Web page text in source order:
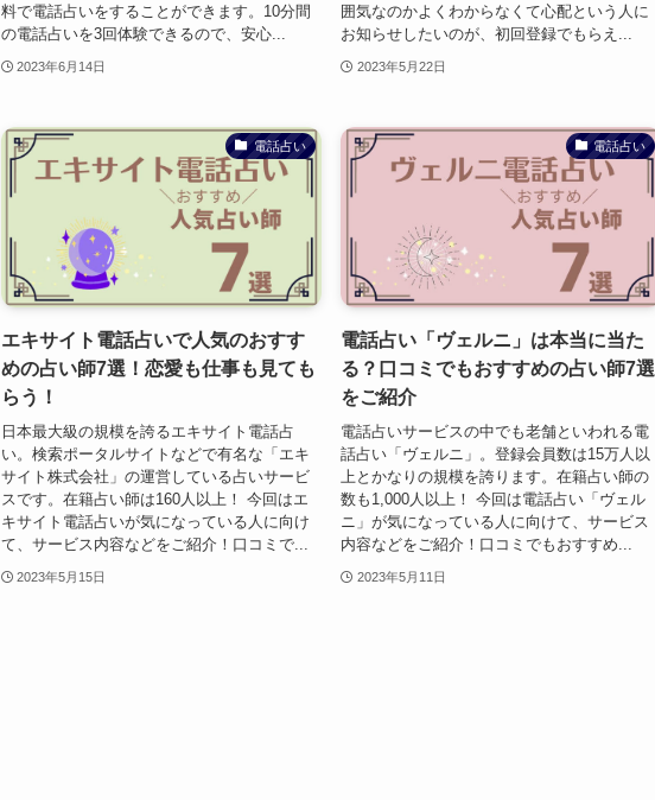
料で電話占いをすることができます。10分間
の電話占いを3回体験できるので、安心...
2023年6月14日
囲気なのかよくわからなくて心配という人に
お知らせしたいのが、初回登録でもらえ...
2023年5月22日
電話占い
エキサイト電話占いで人気のおすす
めの占い師7選！恋愛も仕事も見ても
らう！
日本最大級の規模を誇るエキサイト電話占
い。検索ポータルサイトなどで有名な「エキ
サイト株式会社」の運営している占いサービ
スです。在籍占い師は160人以上！ 今回はエ
キサイト電話占いが気になっている人に向け
て、サービス内容などをご紹介！口コミで...
2023年5月15日
電話占い
電話占い「ヴェルニ」は本当に当た
る？口コミでもおすすめの占い師7選
をご紹介
電話占いサービスの中でも老舗といわれる電
話占い「ヴェルニ」。登録会員数は15万人以
上とかなりの規模を誇ります。在籍占い師の
数も1,000人以上！ 今回は電話占い「ヴェル
ニ」が気になっている人に向けて、サービス
内容などをご紹介！口コミでもおすすめ...
2023年5月11日